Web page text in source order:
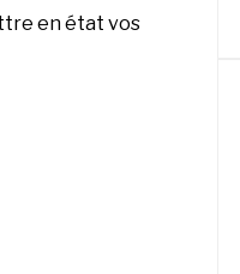
en état vos